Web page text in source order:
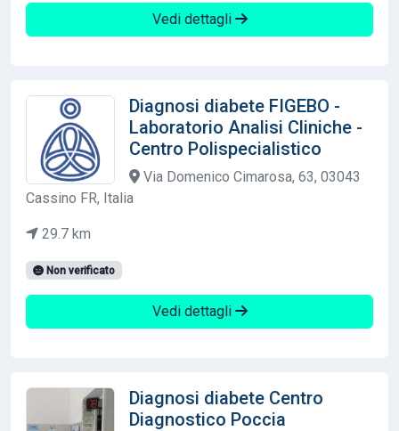
Vedi dettagli
Diagnosi diabete FIGEBO -
Laboratorio Analisi Cliniche -
Centro Polispecialistico
Via Domenico Cimarosa, 63, 03043
Cassino FR, Italia
29.7 km
Non verificato
Vedi dettagli
Diagnosi diabete Centro
Diagnostico Poccia